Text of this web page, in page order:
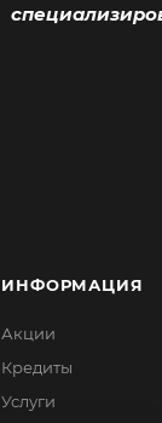
ИНФОРМАЦИЯ
Акции
Кредиты
Услуги